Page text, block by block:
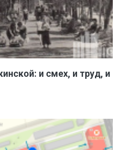
и смех, и труд, и